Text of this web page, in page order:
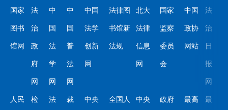
国家
图书
馆网
法
治
政
府
网
中
国
法
学
网
中
国
普
法
网
中国
法学
创新
网
法律图
书馆新
法规
北大
法律
信息
网
国家
监察
委员
会
中国
政协
网站
法
治
日
报
网
人民 检 法 裁 中央 全国人 中央 政府 最高 最